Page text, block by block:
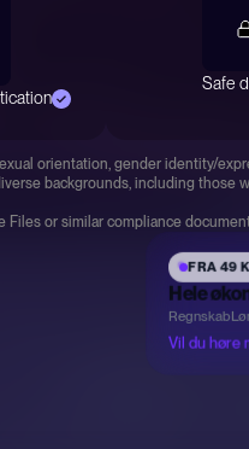
Safe
orientation, gender identity/
backgrounds, including those
Files or similar compliance
FRA 49
Hele
Regnskab
Vil du høre
Book demo med en